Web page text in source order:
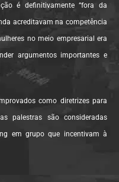
é definitivamente “fora da
acreditavam na competência
no meio empresarial era
argumentos importantes e
como diretrizes para
palestras são consideradas
em grupo que incentivam à